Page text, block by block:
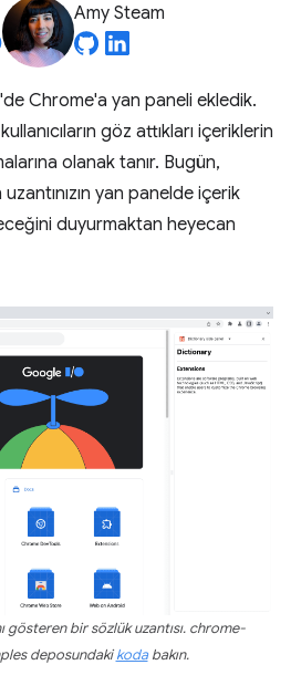
Amy Steam
Chrome'a yan paneli ekledik.
göz attıkları içeriklerin
olanak tanır. Bugün,
yan panelde içerik
duyurmaktan heyecan
gösteren bir sözlük uzantısı. chrome-
deposundakikodabakın.